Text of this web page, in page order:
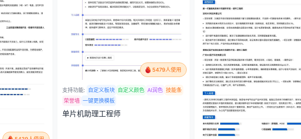
5479人使用
支持功能: 自定义板块 自定义颜色 AI润色 技能条
荣誉墙 一键更换模板
单片机助理工程师